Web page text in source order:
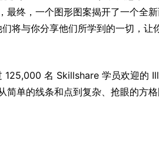
最终，一个图形图案揭开了一个全
将与你分享他们所学到的一切，让
125,000 名 Skillshare 学员欢迎的
单的线条和点到复杂、抢眼的方格